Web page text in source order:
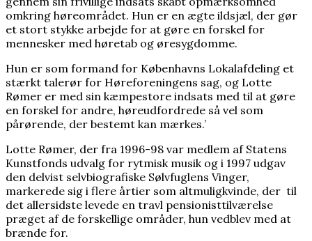
omkring høreområdet. Hun er en ægte ildsjæl, der gør
et stort stykke arbejde for at gøre en forskel for
mennesker med høretab og øresygdomme.
Hun er som formand for Københavns Lokalafdeling et
stærkt talerør for Høreforeningens sag, og Lotte
Rømer er med sin kæmpestore indsats med til at gøre
en forskel for andre, høreudfordrede så vel som
pårørende, der bestemt kan mærkes.’
Lotte Rømer, der fra 1996-98 var medlem af Statens
Kunstfonds udvalg for rytmisk musik og i 1997 udgav
den delvist selvbiografiske Sølvfuglens Vinger,
markerede sig i flere årtier som altmuligkvinde, der til
det allersidste levede en travl pensionisttilværelse
præget af de forskellige områder, hun vedblev med at
brænde for.